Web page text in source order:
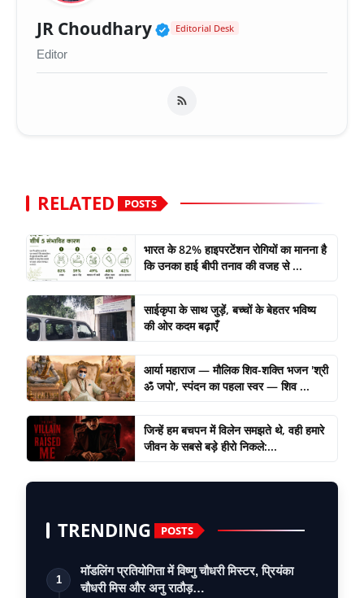
JR Choudhary Verified Public Figure
Editorial Desk
Editor
RELATED POSTS
भारत के 82% हाइपरटेंशन रोगियों का मानना है
कि उनका हाई बीपी तनाव की वजह से ...
साईकृपा के साथ जुड़ें, बच्चों के बेहतर भविष्य
की ओर कदम बढ़ाएँ
आर्या महाराज — मौलिक शिव-शक्ति भजन 'श्री
ॐ जपो', स्पंदन का पहला स्वर — शिव ...
जिन्हें हम बचपन में विलेन समझते थे, वही हमारे
जीवन के सबसे बड़े हीरो निकले:...
TRENDING POSTS
1
मॉडलिंग प्रतियोगिता में विष्णु चौधरी मिस्टर, प्रियंका
चौधरी मिस और अनु राठौड़…